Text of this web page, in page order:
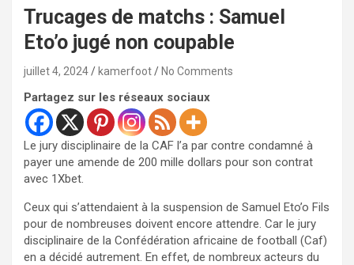
Trucages de matchs : Samuel
Eto’o jugé non coupable
juillet 4, 2024 kamerfoot No Comments
Partagez sur les réseaux sociaux
Le jury disciplinaire de la CAF l’a par contre condamné à
payer une amende de 200 mille dollars pour son contrat
avec 1Xbet.
Ceux qui s’attendaient à la suspension de Samuel Eto’o Fils
pour de nombreuses doivent encore attendre. Car le jury
disciplinaire de la Confédération africaine de football (Caf)
en a décidé autrement. En effet, de nombreux acteurs du